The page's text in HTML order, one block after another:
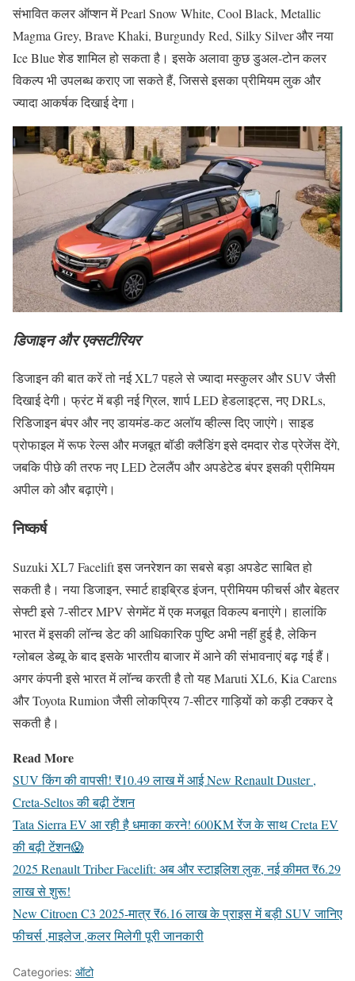
संभावित कलर ऑप्शन में Pearl Snow White, Cool Black, Metallic
Magma Grey, Brave Khaki, Burgundy Red, Silky Silver और नया
Ice Blue शेड शामिल हो सकता है। इसके अलावा कुछ डुअल-टोन कलर
विकल्प भी उपलब्ध कराए जा सकते हैं, जिससे इसका प्रीमियम लुक और
ज्यादा आकर्षक दिखाई देगा।
डिजाइन और एक्सटीरियर
डिजाइन की बात करें तो नई XL7 पहले से ज्यादा मस्कुलर और SUV जैसी
दिखाई देगी। फ्रंट में बड़ी नई ग्रिल, शार्प LED हेडलाइट्स, नए DRLs,
रिडिजाइन बंपर और नए डायमंड-कट अलॉय व्हील्स दिए जाएंगे। साइड
प्रोफाइल में रूफ रेल्स और मजबूत बॉडी क्लैडिंग इसे दमदार रोड प्रेजेंस देंगे,
जबकि पीछे की तरफ नए LED टेललैंप और अपडेटेड बंपर इसकी प्रीमियम
अपील को और बढ़ाएंगे।
निष्कर्ष
Suzuki XL7 Facelift इस जनरेशन का सबसे बड़ा अपडेट साबित हो
सकती है। नया डिजाइन, स्मार्ट हाइब्रिड इंजन, प्रीमियम फीचर्स और बेहतर
सेफ्टी इसे 7-सीटर MPV सेगमेंट में एक मजबूत विकल्प बनाएंगे। हालांकि
भारत में इसकी लॉन्च डेट की आधिकारिक पुष्टि अभी नहीं हुई है, लेकिन
ग्लोबल डेब्यू के बाद इसके भारतीय बाजार में आने की संभावनाएं बढ़ गई हैं।
अगर कंपनी इसे भारत में लॉन्च करती है तो यह Maruti XL6, Kia Carens
और Toyota Rumion जैसी लोकप्रिय 7-सीटर गाड़ियों को कड़ी टक्कर दे
सकती है।
Read More
SUV किंग की वापसी! ₹10.49 लाख में आई New Renault Duster ,
Creta-Seltos की बढ़ी टेंशन
Tata Sierra EV आ रही है धमाका करने! 600KM रेंज के साथ Creta EV
की बढ़ी टेंशन😱
2025 Renault Triber Facelift: अब और स्टाइलिश लुक, नई कीमत ₹6.29
लाख से शुरू!
New Citroen C3 2025-मात्र ₹6.16 लाख के प्राइस में बड़ी SUV जानिए
फीचर्स ,माइलेज ,कलर मिलेगी पूरी जानकारी
Categories: ऑटो